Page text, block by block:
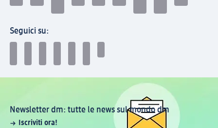
Seguici su:
Newsletter dm: tutte le news sul mondo dm
Iscriviti ora!